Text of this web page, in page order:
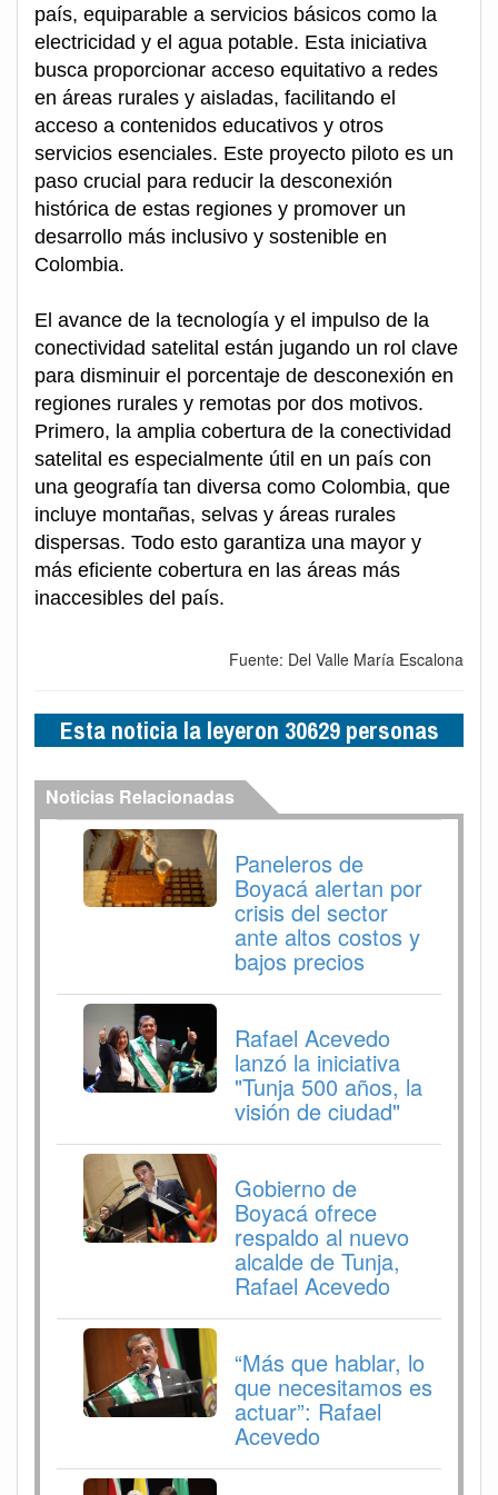
país, equiparable a servicios básicos como la
electricidad y el agua potable. Esta iniciativa
busca proporcionar acceso equitativo a redes
en áreas rurales y aisladas, facilitando el
acceso a contenidos educativos y otros
servicios esenciales. Este proyecto piloto es un
paso crucial para reducir la desconexión
histórica de estas regiones y promover un
desarrollo más inclusivo y sostenible en
Colombia.
El avance de la tecnología y el impulso de la
conectividad satelital están jugando un rol clave
para disminuir el porcentaje de desconexión en
regiones rurales y remotas por dos motivos.
Primero, la amplia cobertura de la conectividad
satelital es especialmente útil en un país con
una geografía tan diversa como Colombia, que
incluye montañas, selvas y áreas rurales
dispersas. Todo esto garantiza una mayor y
más eficiente cobertura en las áreas más
inaccesibles del país.
Fuente: Del Valle María Escalona
Esta noticia la leyeron 30629 personas
Noticias Relacionadas
Paneleros de
Boyacá alertan por
crisis del sector
ante altos costos y
bajos precios
Rafael Acevedo
lanzó la iniciativa
"Tunja 500 años, la
visión de ciudad"
Gobierno de
Boyacá ofrece
respaldo al nuevo
alcalde de Tunja,
Rafael Acevedo
“Más que hablar, lo
que necesitamos es
actuar”: Rafael
Acevedo